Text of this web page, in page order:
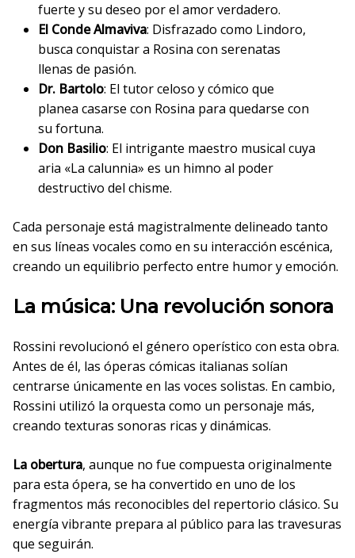
fuerte y su deseo por el amor verdadero.
El Conde Almaviva: Disfrazado como Lindoro,
busca conquistar a Rosina con serenatas
llenas de pasión.
Dr. Bartolo: El tutor celoso y cómico que
planea casarse con Rosina para quedarse con
su fortuna.
Don Basilio: El intrigante maestro musical cuya
aria «La calunnia» es un himno al poder
destructivo del chisme.
Cada personaje está magistralmente delineado tanto
en sus líneas vocales como en su interacción escénica,
creando un equilibrio perfecto entre humor y emoción.
La música: Una revolución sonora
Rossini revolucionó el género operístico con esta obra.
Antes de él, las óperas cómicas italianas solían
centrarse únicamente en las voces solistas. En cambio,
Rossini utilizó la orquesta como un personaje más,
creando texturas sonoras ricas y dinámicas.
La obertura, aunque no fue compuesta originalmente
para esta ópera, se ha convertido en uno de los
fragmentos más reconocibles del repertorio clásico. Su
energía vibrante prepara al público para las travesuras
que seguirán.